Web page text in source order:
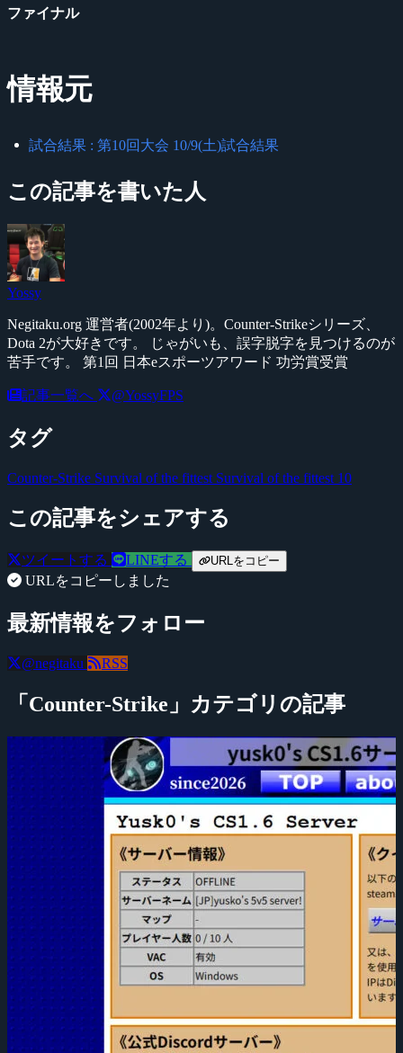
ファイナル
情報元
試合結果 : 第10回大会 10/9(土)試合結果
この記事を書いた人
Yossy
Negitaku.org 運営者(2002年より)。Counter-Strikeシリーズ、
Dota 2が大好きです。 じゃがいも、誤字脱字を見つけるのが
苦手です。 第1回 日本eスポーツアワード 功労賞受賞
記事一覧へ @YossyFPS
タグ
Counter-Strike Survival of the fittest Survival of the fittest 10
この記事をシェアする
ツイートする LINEする URLをコピー
URLをコピーしました
最新情報をフォロー
@negitaku RSS
「Counter-Strike」カテゴリの記事